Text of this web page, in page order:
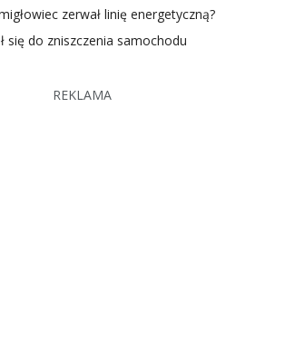
zerwał linię energetyczną?
się do zniszczenia samochodu
REKLAMA